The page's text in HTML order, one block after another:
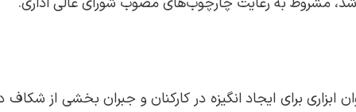
برای ایجاد انگیزه در کارکنان و جبران بخشی از شکاف